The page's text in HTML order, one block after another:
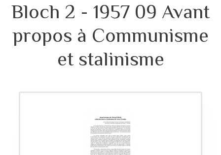
Bloch 2 - 1957 09 Avant
propos à Communisme
et stalinisme